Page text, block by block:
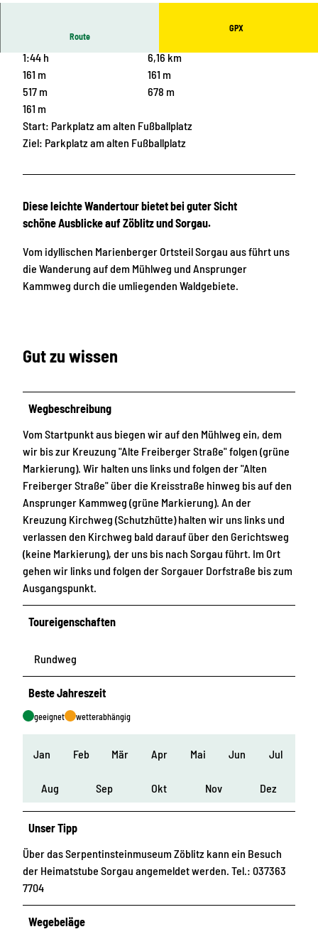
Route
GPX
1:44 h
6,16 km
161 m
161 m
517 m
678 m
161 m
Start: Parkplatz am alten Fußballplatz
Ziel: Parkplatz am alten Fußballplatz
Diese leichte Wandertour bietet bei guter Sicht
schöne Ausblicke auf Zöblitz und Sorgau.
Vom idyllischen Marienberger Ortsteil Sorgau aus führt uns
die Wanderung auf dem Mühlweg und Ansprunger
Kammweg durch die umliegenden Waldgebiete.
Gut zu wissen
Wegbeschreibung
Vom Startpunkt aus biegen wir auf den Mühlweg ein, dem
wir bis zur Kreuzung "Alte Freiberger Straße" folgen (grüne
Markierung). Wir halten uns links und folgen der "Alten
Freiberger Straße" über die Kreisstraße hinweg bis auf den
Ansprunger Kammweg (grüne Markierung). An der
Kreuzung Kirchweg (Schutzhütte) halten wir uns links und
verlassen den Kirchweg bald darauf über den Gerichtsweg
(keine Markierung), der uns bis nach Sorgau führt. Im Ort
gehen wir links und folgen der Sorgauer Dorfstraße bis zum
Ausgangspunkt.
Toureigenschaften
Rundweg
Beste Jahreszeit
geeignet wetterabhängig
Jan Feb Mär Apr Mai Jun Jul
Aug Sep Okt Nov Dez
Unser Tipp
Über das Serpentinsteinmuseum Zöblitz kann ein Besuch
der Heimatstube Sorgau angemeldet werden. Tel.: 037363
7704
Wegebeläge